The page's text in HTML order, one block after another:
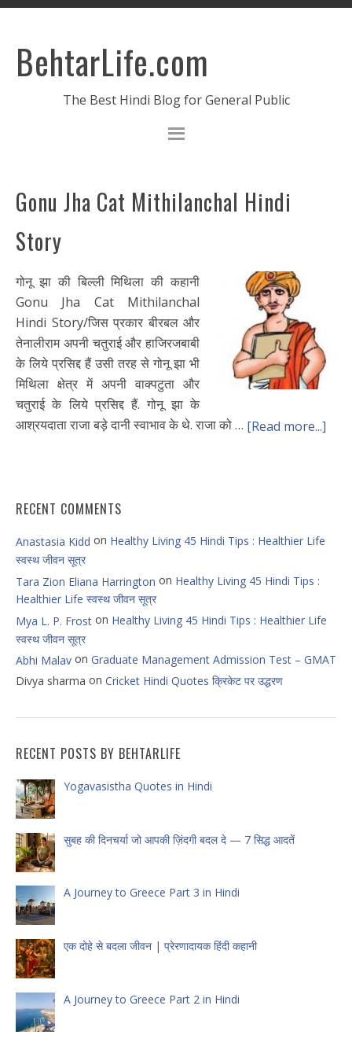
BehtarLife.com
The Best Hindi Blog for General Public
Gonu Jha Cat Mithilanchal Hindi
Story
गोनू झा की बिल्ली मिथिला की कहानी
Gonu Jha Cat Mithilanchal
Hindi Story/जिस प्रकार बीरबल और
तेनालीराम अपनी चतुराई और हाजिरजबाबी
के लिये प्रसिद्द हैं उसी तरह से गोनू झा भी
मिथिला क्षेत्र में अपनी वाक्पटुता और
चतुराई के लिये प्रसिद्द हैं. गोनू झा के
आश्रयदाता राजा बड़े दानी स्वाभाव के थे. राजा को … [Read more...]
RECENT COMMENTS
Anastasia Kidd on Healthy Living 45 Hindi Tips : Healthier Life
स्वस्थ जीवन सूत्र
Tara Zion Eliana Harrington on Healthy Living 45 Hindi Tips :
Healthier Life स्वस्थ जीवन सूत्र
Mya L. P. Frost on Healthy Living 45 Hindi Tips : Healthier Life
स्वस्थ जीवन सूत्र
Abhi Malav on Graduate Management Admission Test – GMAT
Divya sharma on Cricket Hindi Quotes क्रिकेट पर उद्धरण
RECENT POSTS BY BEHTARLIFE
Yogavasistha Quotes in Hindi
सुबह की दिनचर्या जो आपकी ज़िंदगी बदल दे — 7 सिद्ध आदतें
A Journey to Greece Part 3 in Hindi
एक दोहे से बदला जीवन | प्रेरणादायक हिंदी कहानी
A Journey to Greece Part 2 in Hindi